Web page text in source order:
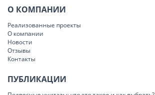
О КОМПАНИИ
Реализованные проекты
О компании
Новости
Отзывы
Контакты
ПУБЛИКАЦИИ